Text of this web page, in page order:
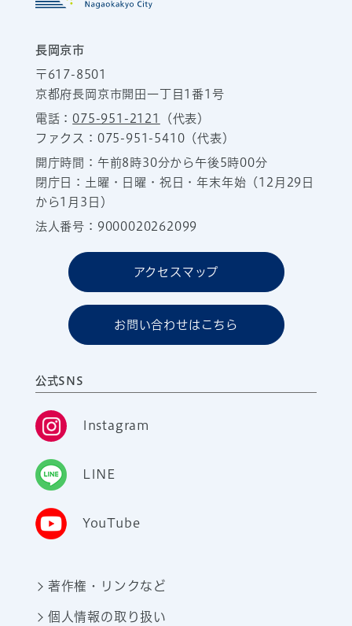
長岡京市
〒617-8501
京都府長岡京市開田一丁目1番1号
電話：075-951-2121
（代表）
ファクス：075-951-5410（代表）
開庁時間：午前8時30分から午後5時00分
閉庁日：土曜・日曜・祝日・年末年始（12月29日
から1月3日）
法人番号：9000020262099
アクセスマップ
お問い合わせはこちら
公式SNS
Instagram
LINE
YouTube
著作権・リンクなど
個人情報の取り扱い